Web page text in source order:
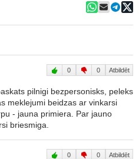
0 0 Atbildēt
pilnigi bezpersonisks, peleks
meklejumi beidzas ar vinkarsi
- jauna primiera. Par jauno
briesmiga.
0 0 Atbildēt